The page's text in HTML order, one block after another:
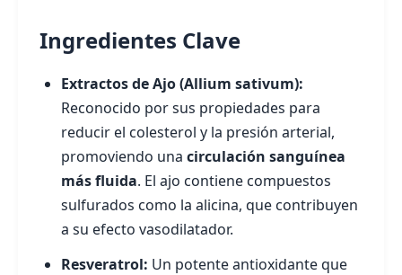
Ingredientes Clave
Extractos de Ajo (Allium sativum):
Reconocido por sus propiedades para
reducir el colesterol y la presión arterial,
promoviendo una circulación sanguínea
más fluida. El ajo contiene compuestos
sulfurados como la alicina, que contribuyen
a su efecto vasodilatador.
Resveratrol: Un potente antioxidante que